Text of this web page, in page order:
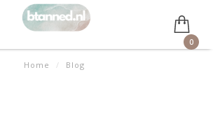
0
Home / Blog